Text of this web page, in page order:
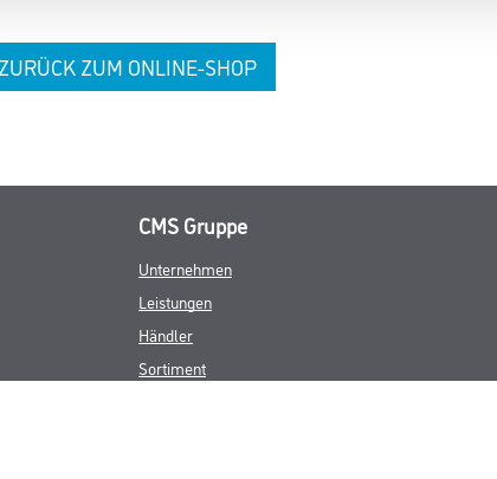
ZURÜCK ZUM ONLINE-SHOP
CMS Gruppe
Unternehmen
Leistungen
Händler
Sortiment